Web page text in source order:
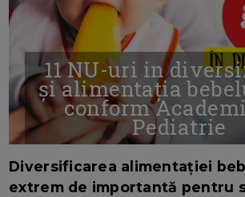
11 NU-uri in
și alimentația
conform
Pediatrie
Diversificarea alimentației
extrem de importantă pentru